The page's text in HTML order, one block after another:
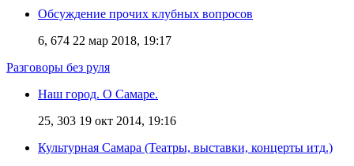
Обсуждение прочих клубных вопросов
6, 674 22 мар 2018, 19:17
Разговоры без руля
Наш город. О Самаре.
25, 303 19 окт 2014, 19:16
Культурная Самара (Театры, выставки, концерты итд.)